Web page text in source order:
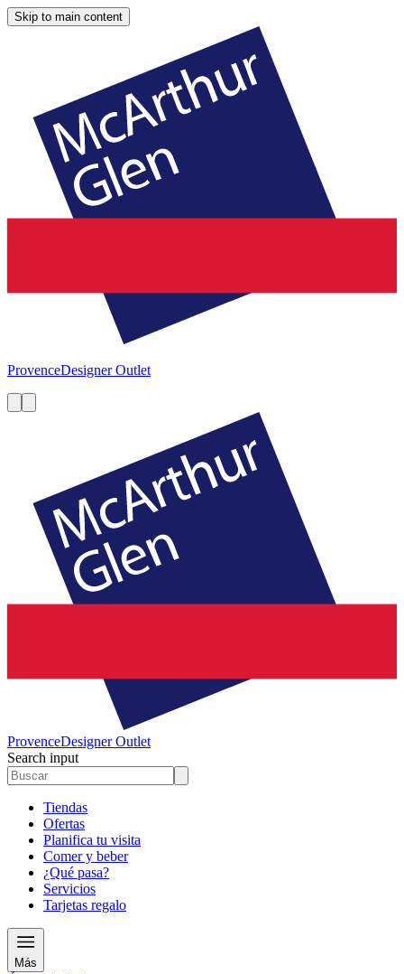
Skip to main content
ProvenceDesigner Outlet
ProvenceDesigner Outlet
Search input
Tiendas
Ofertas
Planifica tu visita
Comer y beber
¿Qué pasa?
Servicios
Tarjetas regalo
Más